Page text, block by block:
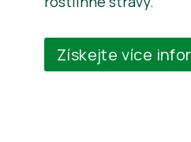
Získejte více